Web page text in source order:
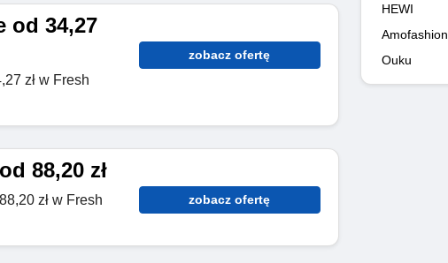
od 34,27
zł w Fresh
zobacz ofertę
88,20 zł
zł w Fresh
zobacz ofertę
HEWI
Amofashion
Ouku